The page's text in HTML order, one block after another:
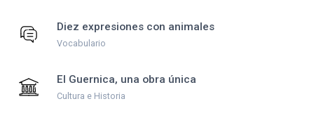
Diez expresiones con animales
Vocabulario
El Guernica, una obra única
Cultura e Historia